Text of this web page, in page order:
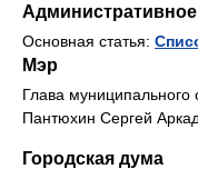
Основная статья:
Мэр
Глава
Пантюхин Сергей
Городская дума